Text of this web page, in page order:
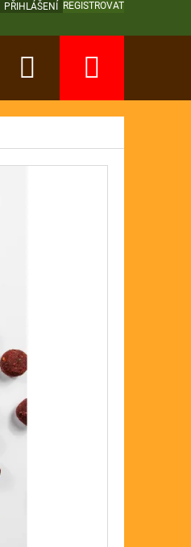
PŘIHLÁŠENÍ REGISTROVAT
Hledat